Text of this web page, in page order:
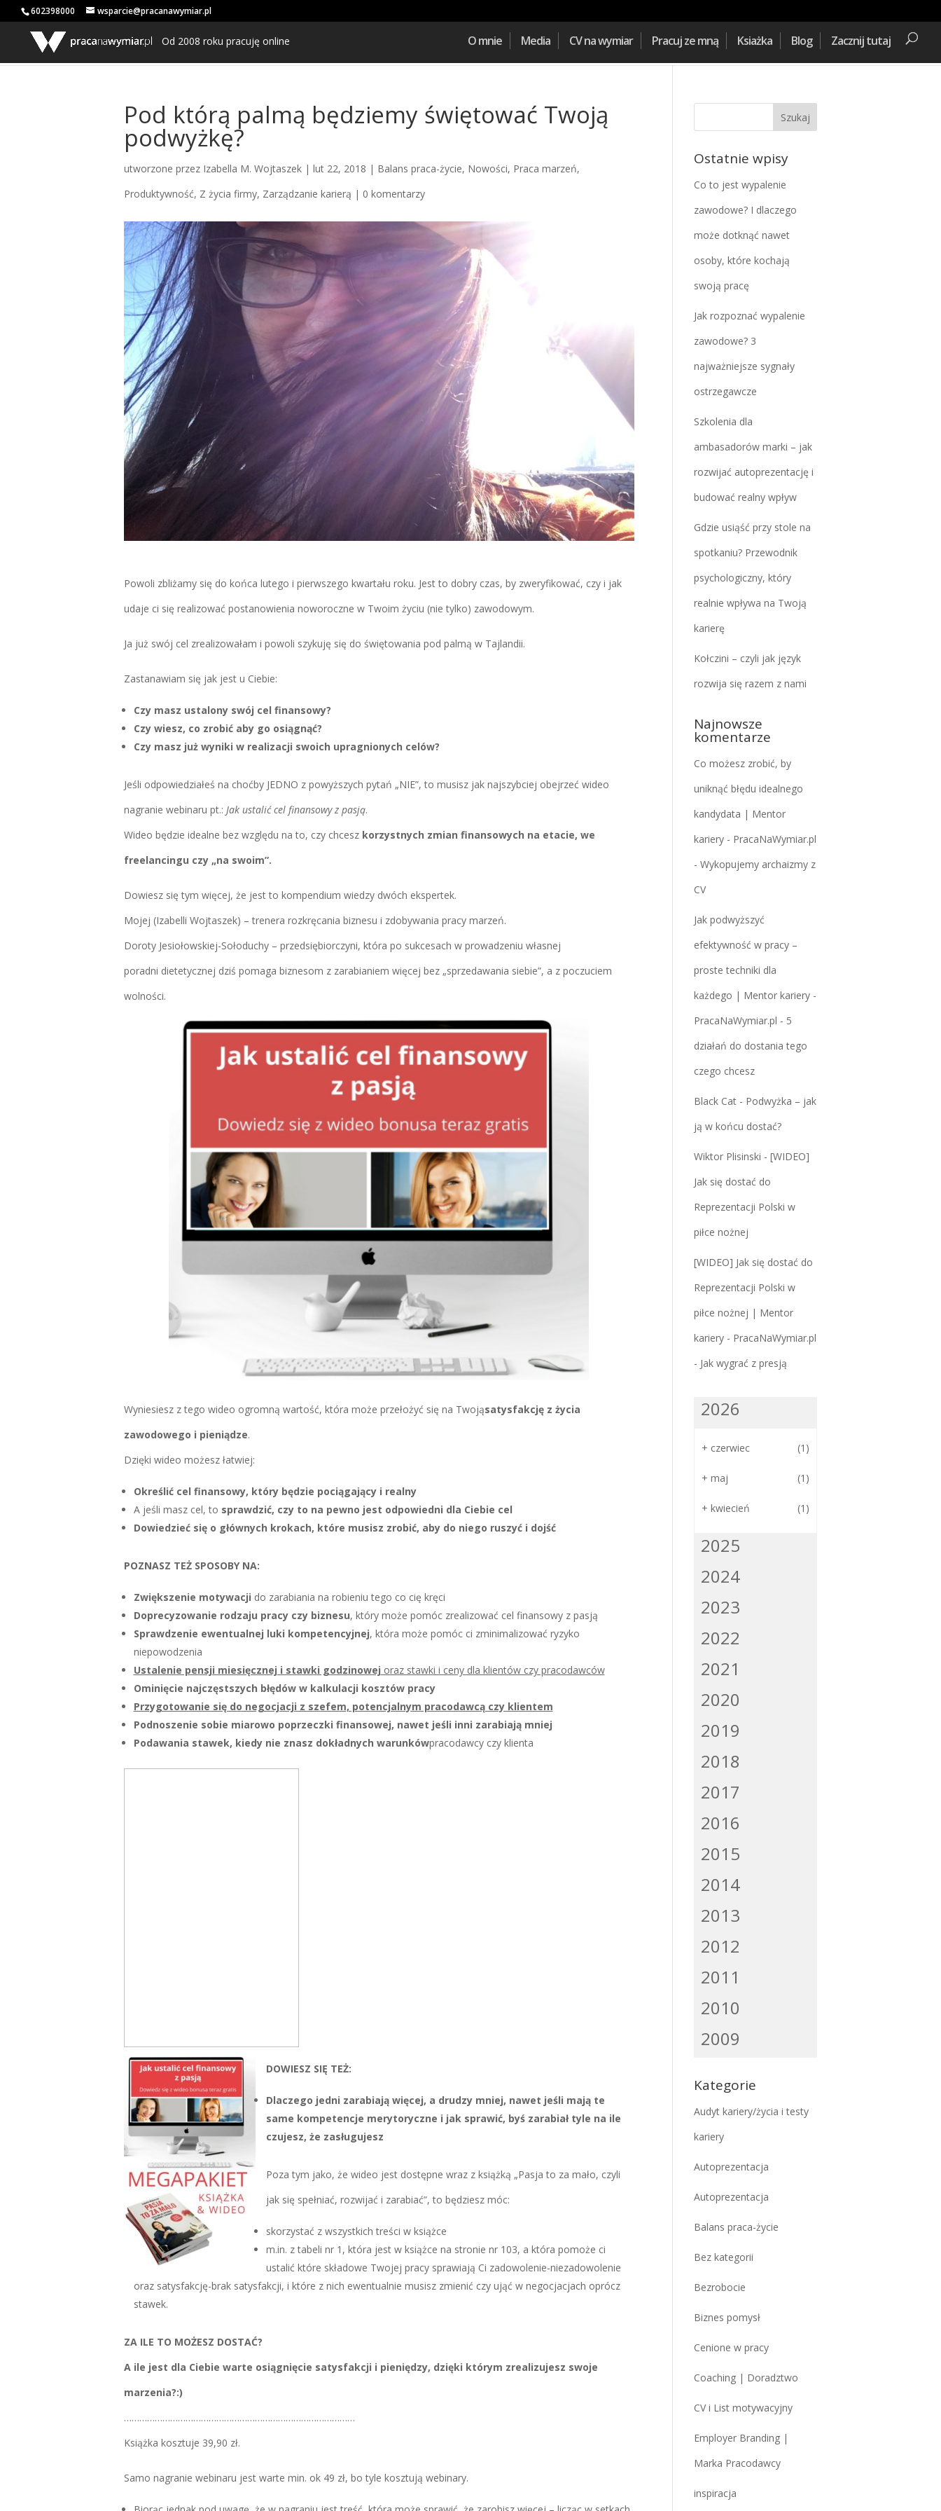
602398000 wsparcie@pracanawymiar.pl
Od 2008 roku pracuję online O mnie Media CV na wymiar Pracuj ze mną Ksiażka Blog Zacznij tutaj
Pod którą palmą będziemy świętować Twoją
podwyżkę?
utworzone przez Izabella M. Wojtaszek| lut 22, 2018 | Balans praca-życie, Nowości, Praca marzeń,
Produktywność, Z życia firmy, Zarządzanie karierą | 0 komentarzy
Powoli zbliżamy się do końca lutego i pierwszego kwartału roku. Jest to dobry czas, by zweryfikować, czy i jak
udaje ci się realizować postanowienia noworoczne w Twoim życiu (nie tylko) zawodowym.
Ja już swój cel zrealizowałam i powoli szykuję się do świętowania pod palmą w Tajlandii.
Zastanawiam się jak jest u Ciebie:
Czy masz ustalony swój cel finansowy?
Czy wiesz, co zrobić aby go osiągnąć?
Czy masz już wyniki w realizacji swoich upragnionych celów?
Jeśli odpowiedziałeś na choćby JEDNO z powyższych pytań „NIE”, to musisz jak najszybciej obejrzeć wideo
nagranie webinaru pt.: Jak ustalić cel finansowy z pasją.
Wideo będzie idealne bez względu na to, czy chcesz korzystnych zmian finansowych na etacie, we
freelancingu czy „na swoim”.
Dowiesz się tym więcej, że jest to kompendium wiedzy dwóch ekspertek.
Mojej (Izabelli Wojtaszek) – trenera rozkręcania biznesu i zdobywania pracy marzeń.
Doroty Jesiołowskiej-Sołoduchy – przedsiębiorczyni, która po sukcesach w prowadzeniu własnej
poradni dietetycznej dziś pomaga biznesom z zarabianiem więcej bez „sprzedawania siebie”, a z poczuciem
wolności.
Wyniesiesz z tego wideo ogromną wartość, która może przełożyć się na Twojąsatysfakcję z życia
zawodowego i pieniądze.
Dzięki wideo możesz łatwiej:
Określić cel finansowy, który będzie pociągający i realny
A jeśli masz cel, to sprawdzić, czy to na pewno jest odpowiedni dla Ciebie cel
Dowiedzieć się o głównych krokach, które musisz zrobić, aby do niego ruszyć i dojść
POZNASZ TEŻ SPOSOBY NA:
Zwiększenie motywacji do zarabiania na robieniu tego co cię kręci
Doprecyzowanie rodzaju pracy czy biznesu, który może pomóc zrealizować cel finansowy z pasją
Sprawdzenie ewentualnej luki kompetencyjnej, która może pomóc ci zminimalizować ryzyko
niepowodzenia
Ustalenie pensji miesięcznej i stawki godzinowej oraz stawki i ceny dla klientów czy pracodawców
Ominięcie najczęstszych błędów w kalkulacji kosztów pracy
Przygotowanie się do negocjacji z szefem, potencjalnym pracodawcą czy klientem
Podnoszenie sobie miarowo poprzeczki finansowej, nawet jeśli inni zarabiają mniej
Podawania stawek, kiedy nie znasz dokładnych warunkówpracodawcy czy klienta
DOWIESZ SIĘ TEŻ:
Dlaczego jedni zarabiają więcej, a drudzy mniej, nawet jeśli mają te
same kompetencje merytoryczne i jak sprawić, byś zarabiał tyle na ile
czujesz, że zasługujesz
Poza tym jako, że wideo jest dostępne wraz z książką „Pasja to za mało, czyli
jak się spełniać, rozwijać i zarabiać”, to będziesz móc:
skorzystać z wszystkich treści w książce
m.in. z tabeli nr 1, która jest w książce na stronie nr 103, a która pomoże ci
ustalić które składowe Twojej pracy sprawiają Ci zadowolenie-niezadowolenie
oraz satysfakcję-brak satysfakcji, i które z nich ewentualnie musisz zmienić czy ująć w negocjacjach oprócz
stawek.
ZA ILE TO MOŻESZ DOSTAĆ?
A ile jest dla Ciebie warte osiągnięcie satysfakcji i pieniędzy, dzięki którym zrealizujesz swoje
marzenia?:)
………………………………………………………………………………
Książka kosztuje 39,90 zł.
Samo nagranie webinaru jest warte min. ok 49 zł, bo tyle kosztują webinary.
Ostatnie wpisy
Co to jest wypalenie
zawodowe? I dlaczego
może dotknąć nawet
osoby, które kochają
swoją pracę
Jak rozpoznać wypalenie
zawodowe? 3
najważniejsze sygnały
ostrzegawcze
Szkolenia dla
ambasadorów marki – jak
rozwijać autoprezentację i
budować realny wpływ
Gdzie usiąść przy stole na
spotkaniu? Przewodnik
psychologiczny, który
realnie wpływa na Twoją
karierę
Kołczini – czyli jak język
rozwija się razem z nami
Najnowsze
komentarze
Co możesz zrobić, by
uniknąć błędu idealnego
kandydata | Mentor
kariery - PracaNaWymiar.pl
- Wykopujemy archaizmy z
CV
Jak podwyższyć
efektywność w pracy –
proste techniki dla
każdego | Mentor kariery -
PracaNaWymiar.pl - 5
działań do dostania tego
czego chcesz
Black Cat- Podwyżka – jak
ją w końcu dostać?
Wiktor Plisinski - [WIDEO]
Jak się dostać do
Reprezentacji Polski w
piłce nożnej
[WIDEO] Jak się dostać do
Reprezentacji Polski w
piłce nożnej | Mentor
kariery - PracaNaWymiar.pl
- Jak wygrać z presją
2026
+ czerwiec (1)
+ maj (1)
+ kwiecień (1)
2025
2024
2023
2022
2021
2020
2019
2018
2017
2016
2015
2014
2013
2012
2011
2010
2009
Kategorie
Audyt kariery/życia i testy
kariery
Autoprezentacja
Autoprezentacja
Balans praca-życie
Bez kategorii
Bezrobocie
Biznes pomysł
Cenione w pracy
Coaching | Doradztwo
CV i List motywacyjny
Employer Branding |
Marka Pracodawcy
inspiracja